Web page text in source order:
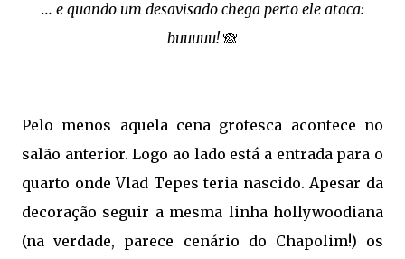
... e quando um desavisado chega perto ele ataca:
buuuuu!🙈
Pelo menos aquela cena grotesca acontece no
salão anterior. Logo ao lado está a entrada para o
quarto onde Vlad Tepes teria nascido. Apesar da
decoração seguir a mesma linha hollywoodiana
(na verdade, parece cenário do Chapolim!) os